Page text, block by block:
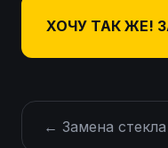
ХОЧУ ТАК ЖЕ!
← Замена